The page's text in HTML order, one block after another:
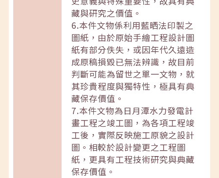
藏與研究之價值。
6.本件文物係利用藍晒法印製之
圖紙，由於原始手繪工程設計圖
紙有部分佚失，或因年代久遠造
成原稿損毀已無法辨識，故目前
判斷可能為留世之單一文物，就
其珍貴程度與獨特性，極具有典
藏保存價值。
7.本件文物為日月潭水力發電計
畫工程之竣工圖，為各項工程竣
工後，實際反映施工原貌之設計
圖。相較於設計變更之工程圖
紙，更具有工程技術研究與典藏
保存價值。